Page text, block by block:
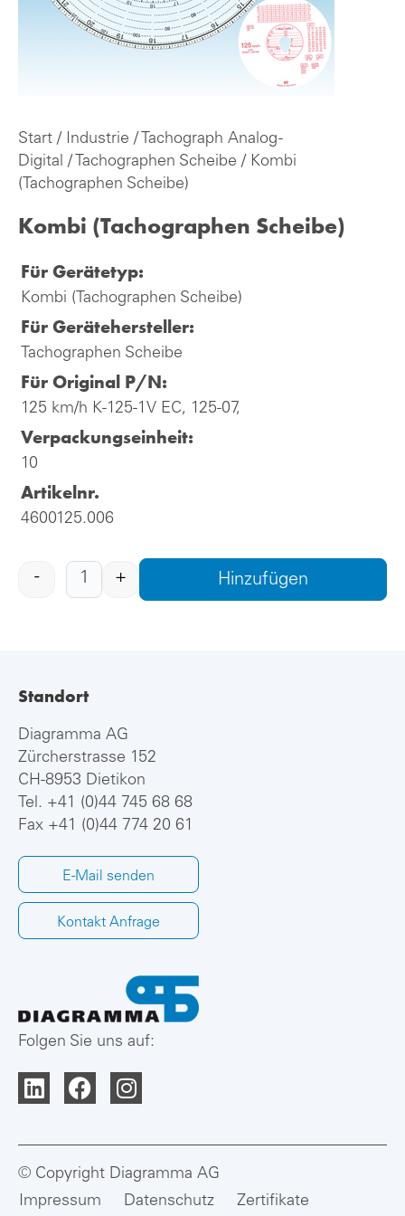
Start / Industrie / Tachograph Analog -
Digital / Tachographen Scheibe / Kombi
(Tachographen Scheibe)
Kombi (Tachographen Scheibe)
Für Gerätetyp:
Kombi (Tachographen Scheibe)
Für Gerätehersteller:
Tachographen Scheibe
Für Original P/N:
125 km/h K-125-1V EC, 125-07,
Verpackungseinheit:
10
Artikelnr.
4600125.006
- + Hinzufügen
Standort
Diagramma AG
Zürcherstrasse 152
CH-8953 Dietikon
Tel. +41 (0)44 745 68 68
Fax +41 (0)44 774 20 61
E-Mail senden
Kontakt Anfrage
Folgen Sie uns auf:
© Copyright Diagramma AG
Impressum
Datenschutz Zertifikate